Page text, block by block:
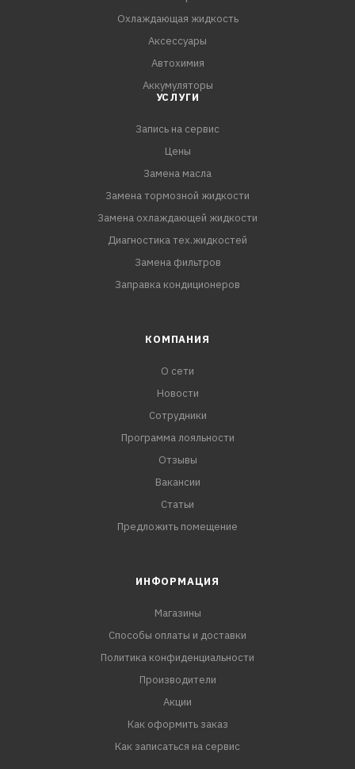
охлаждающей жидкости до 5 лет или 150 тыс. км
- Надежную защиту всех металлических деталей
Охлаждающая жидкость
Аксессуары
Автохимия
Аккумуляторы
УСЛУГИ
Запись на сервис
Цены
Замена масла
Замена тормозной жидкости
Замена охлаждающей жидкости
Диагностика тех.жидкостей
Замена фильтров
Заправка кондиционеров
КОМПАНИЯ
О сети
Новости
Сотрудники
Программа лояльности
Отзывы
Вакансии
Статьи
Предложить помещение
ИНФОРМАЦИЯ
Магазины
Способы оплаты и доставки
Политика конфиденциальности
Производители
Акции
Как оформить заказ
Как записаться на сервис